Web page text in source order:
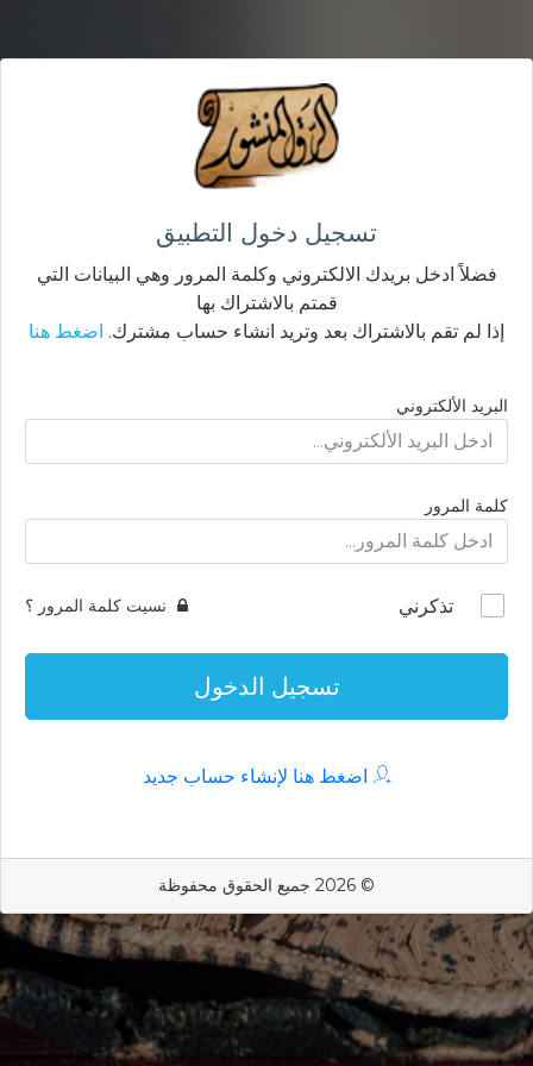
تسجيل دخول التطبيق
فضلاً ادخل بريدك الالكتروني وكلمة المرور وهي البيانات التي
قمتم بالاشتراك بها
إذا لم تقم بالاشتراك بعد وتريد انشاء حساب مشترك. اضغط هنا
البريد الألكتروني
كلمة المرور
تذكرني نسيت كلمة المرور ؟
تسجيل الدخول
اضغط هنا لإنشاء حساب جديد
© 2026 جميع الحقوق محفوظة